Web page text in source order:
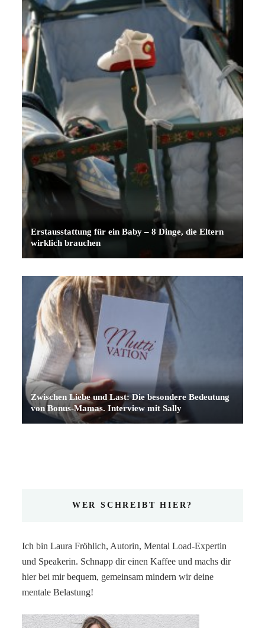
Erstausstattung für ein Baby – 8 Dinge, die Eltern
wirklich brauchen
Zwischen Liebe und Last: Die besondere Bedeutung
von Bonus-Mamas. Interview mit Sally
WER SCHREIBT HIER?
Ich bin Laura Fröhlich, Autorin, Mental Load-Expertin
und Speakerin. Schnapp dir einen Kaffee und machs dir
hier bei mir bequem, gemeinsam mindern wir deine
mentale Belastung!